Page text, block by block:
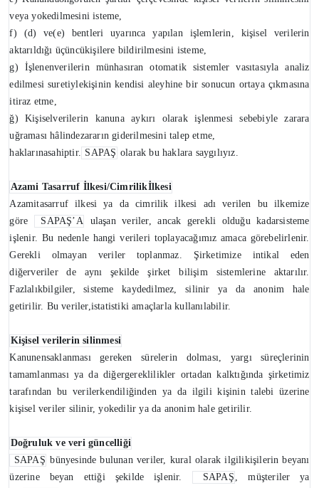
veya yokedilmesini isteme,
f) (d) ve(e) bentleri uyarınca yapılan işlemlerin, kişisel verilerin
aktarıldığı üçüncükişilere bildirilmesini isteme,
g) İşlenenverilerin münhasıran otomatik sistemler vasıtasıyla analiz
edilmesi suretiylekişinin kendisi aleyhine bir sonucun ortaya çıkmasına
itiraz etme,
ğ) Kişiselverilerin kanuna aykırı olarak işlenmesi sebebiyle zarara
uğraması hâlindezararın giderilmesini talep etme,
haklarınasahiptir. SAPAŞ olarak bu haklara saygılıyız.
Azami Tasarruf İlkesi/Cimrilikİlkesi
Azamitasarruf ilkesi ya da cimrilik ilkesi adı verilen bu ilkemize
göre
SAPAŞ’A ulaşan veriler, ancak gerekli olduğu kadarsisteme
işlenir. Bu nedenle hangi verileri toplayacağımız amaca görebelirlenir.
Gerekli olmayan veriler toplanmaz. Şirketimize intikal eden
diğerveriler de aynı şekilde şirket bilişim sistemlerine aktarılır.
Fazlalıkbilgiler, sisteme kaydedilmez, silinir ya da anonim hale
getirilir. Bu veriler,istatistiki amaçlarla kullanılabilir.
Kişisel verilerin silinmesi
Kanunensaklanması gereken sürelerin dolması, yargı süreçlerinin
tamamlanması ya da diğergereklilikler ortadan kalktığında şirketimiz
tarafından bu verilerkendiliğinden ya da ilgili kişinin talebi üzerine
kişisel veriler silinir, yokedilir ya da anonim hale getirilir.
Doğruluk ve veri güncelliği
SAPAŞ bünyesinde bulunan veriler, kural olarak ilgilikişilerin beyanı
üzerine beyan ettiği şekilde işlenir.
SAPAŞ , müşteriler ya